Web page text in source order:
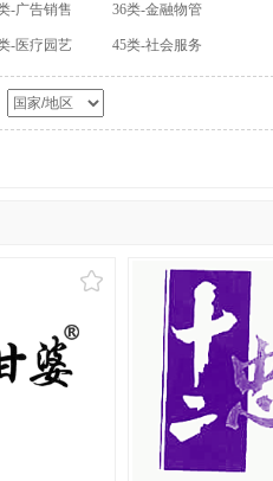
-广告销售 36类-金融物管
-医疗园艺 45类-社会服务